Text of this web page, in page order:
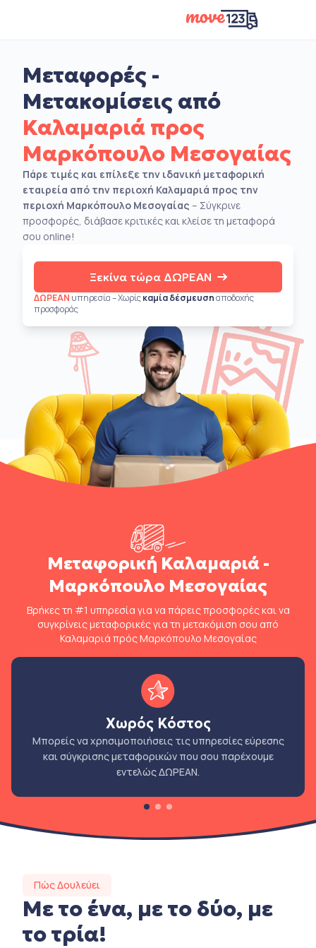
Μεταφορές -
Μετακομίσεις από
Καλαμαριά προς
Μαρκόπουλο Μεσογαίας
Πάρε τιμές και επίλεξε την ιδανική μεταφορική
εταιρεία από την περιοχή Καλαμαριά προς την
περιοχή Μαρκόπουλο Μεσογαίας – Σύγκρινε
προσφορές, διάβασε κριτικές και κλείσε τη μεταφορά
σου online!
Ξεκίνα τώρα ΔΩΡΕΑΝ
ΔΩΡΕΑΝ υπηρεσία – Χωρίςκαμία δέσμευσηαποδοχής
προσφοράς
Μεταφορική Καλαμαριά -
Μαρκόπουλο Μεσογαίας
Βρήκες τη #1 υπηρεσία για να πάρεις προσφορές και να
συγκρίνεις μεταφορικές για τη μετακόμιση σου από
Καλαμαριά πρός Μαρκόπουλο Μεσογαίας
Χωρός Κόστος
Μπορείς να χρησιμοποιήσεις τις υπηρεσίες εύρεσης
και σύγκρισης μεταφορικών που σου παρέχουμε
εντελώς ΔΩΡΕΑΝ.
Πώς Δουλεύει
Με το ένα, με το δύο, με
το τρία!